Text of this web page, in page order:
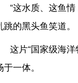
“这水质、这鱼
跳的黑头鱼笑道。
这片“国家级海
于一体。